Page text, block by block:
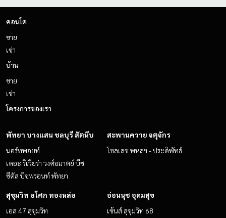
คอนโด
ขาย
เช่า
บ้าน
ขาย
เช่า
โครงการของเรา
พัทยา บางแสน ชลบุรี สัตหีบ
นอร์ทพอยท์
เดอะ ริเวียร่า วงศ์อมาตย์ บีช
ซีตัส บีชฟรอนท์ พัทยา
สะพานควาย จตุจักร
โซลเลซ พหลฯ - ประดิพัทธ์
สุขุมวิท อโศก ทองหล่อ
เอส 47 สุขุมวิท
อ่อนนุช อุดมสุข
เซ้นส์ สุขุมวิท 68